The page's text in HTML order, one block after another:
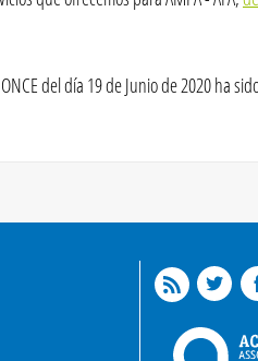
del día 19 de Junio de 2020 ha